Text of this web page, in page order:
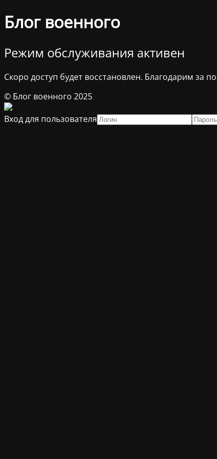
Блог военного
Режим обслуживания активен
Скоро доступ будет восстановлен. Благодарим за
© Блог военного 2025
Вход для пользователя